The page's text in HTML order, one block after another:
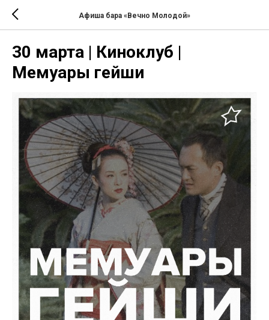
Афиша бара «Вечно Молодой»
30 марта | Киноклуб |
Мемуары гейши